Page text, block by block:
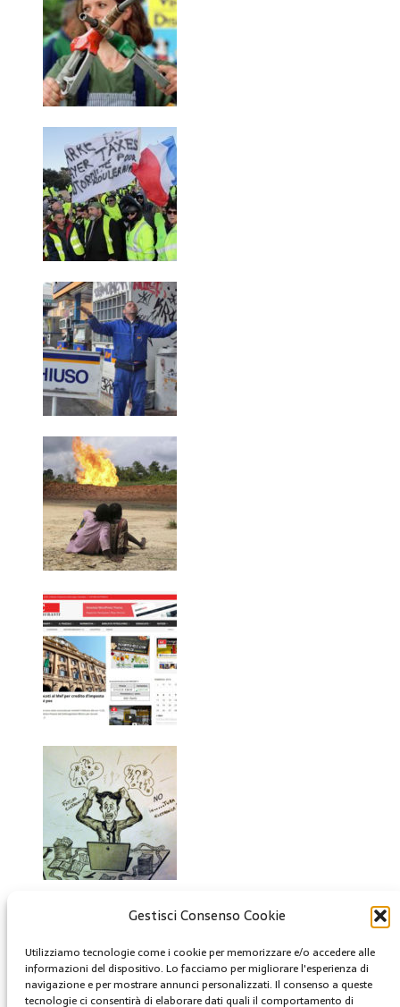
Gestisci Consenso Cookie
Utilizziamo tecnologie come i cookie per memorizzare e/o accedere alle
informazioni del dispositivo. Lo facciamo per migliorare l'esperienza di
navigazione e per mostrare annunci personalizzati. Il consenso a queste
tecnologie ci consentirà di elaborare dati quali il comportamento di
Questa opera è concessa in licenza con i termini
CC BY 4.0